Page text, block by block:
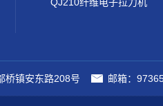
桥镇安东路208号 邮箱：